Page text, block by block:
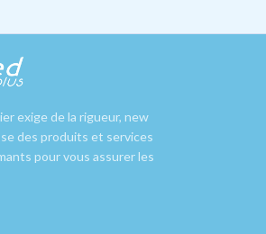
exige de la rigueur, new
des produits et services
pour vous assurer les